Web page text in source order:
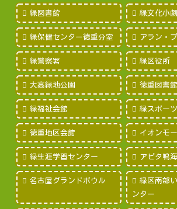
緑図書館 緑文化小
緑保健センター徳重分室 アラン・
緑警察署 緑区役所
大高緑地公園 徳重図書館
緑福祉会館 緑スポー
徳重地区会館 イオンモ
緑生涯学習センター アピタ鳴
名古屋グランドボウル
緑区南部
ンター